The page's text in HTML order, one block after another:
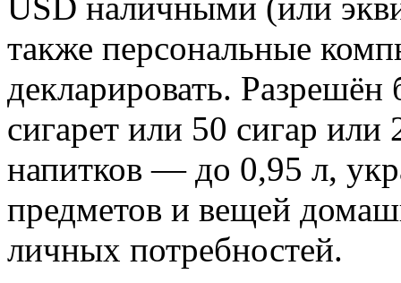
также персональные
декларировать.
сигарет или 50 сигар или
напитков — до 0,95 л,
предметов и вещей
личных потребностей.